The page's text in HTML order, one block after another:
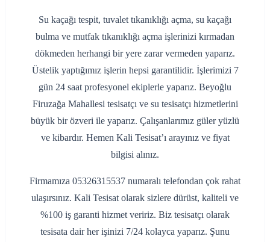
Su kaçağı tespit, tuvalet tıkanıklığı açma, su kaçağı
bulma ve mutfak tıkanıklığı açma işlerinizi kırmadan
dökmeden herhangi bir yere zarar vermeden yaparız.
Üstelik yaptığımız işlerin hepsi garantilidir. İşlerimizi 7
gün 24 saat profesyonel ekiplerle yaparız. Beyoğlu
Firuzağa Mahallesi tesisatçı ve su tesisatçı hizmetlerini
büyük bir özveri ile yaparız. Çalışanlarımız güler yüzlü
ve kibardır. Hemen Kali Tesisat’ı arayınız ve fiyat
bilgisi alınız.
Firmamıza 05326315537 numaralı telefondan çok rahat
ulaşırsınız. Kali Tesisat olarak sizlere dürüst, kaliteli ve
%100 iş garanti hizmet veririz. Biz tesisatçı olarak
tesisata dair her işinizi 7/24 kolayca yaparız. Şunu